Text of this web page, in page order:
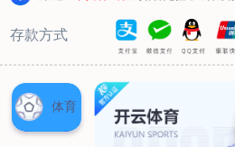
糖果包装纸
汉堡包装纸
包肉纸
吸油纸
新闻展示
公司新闻